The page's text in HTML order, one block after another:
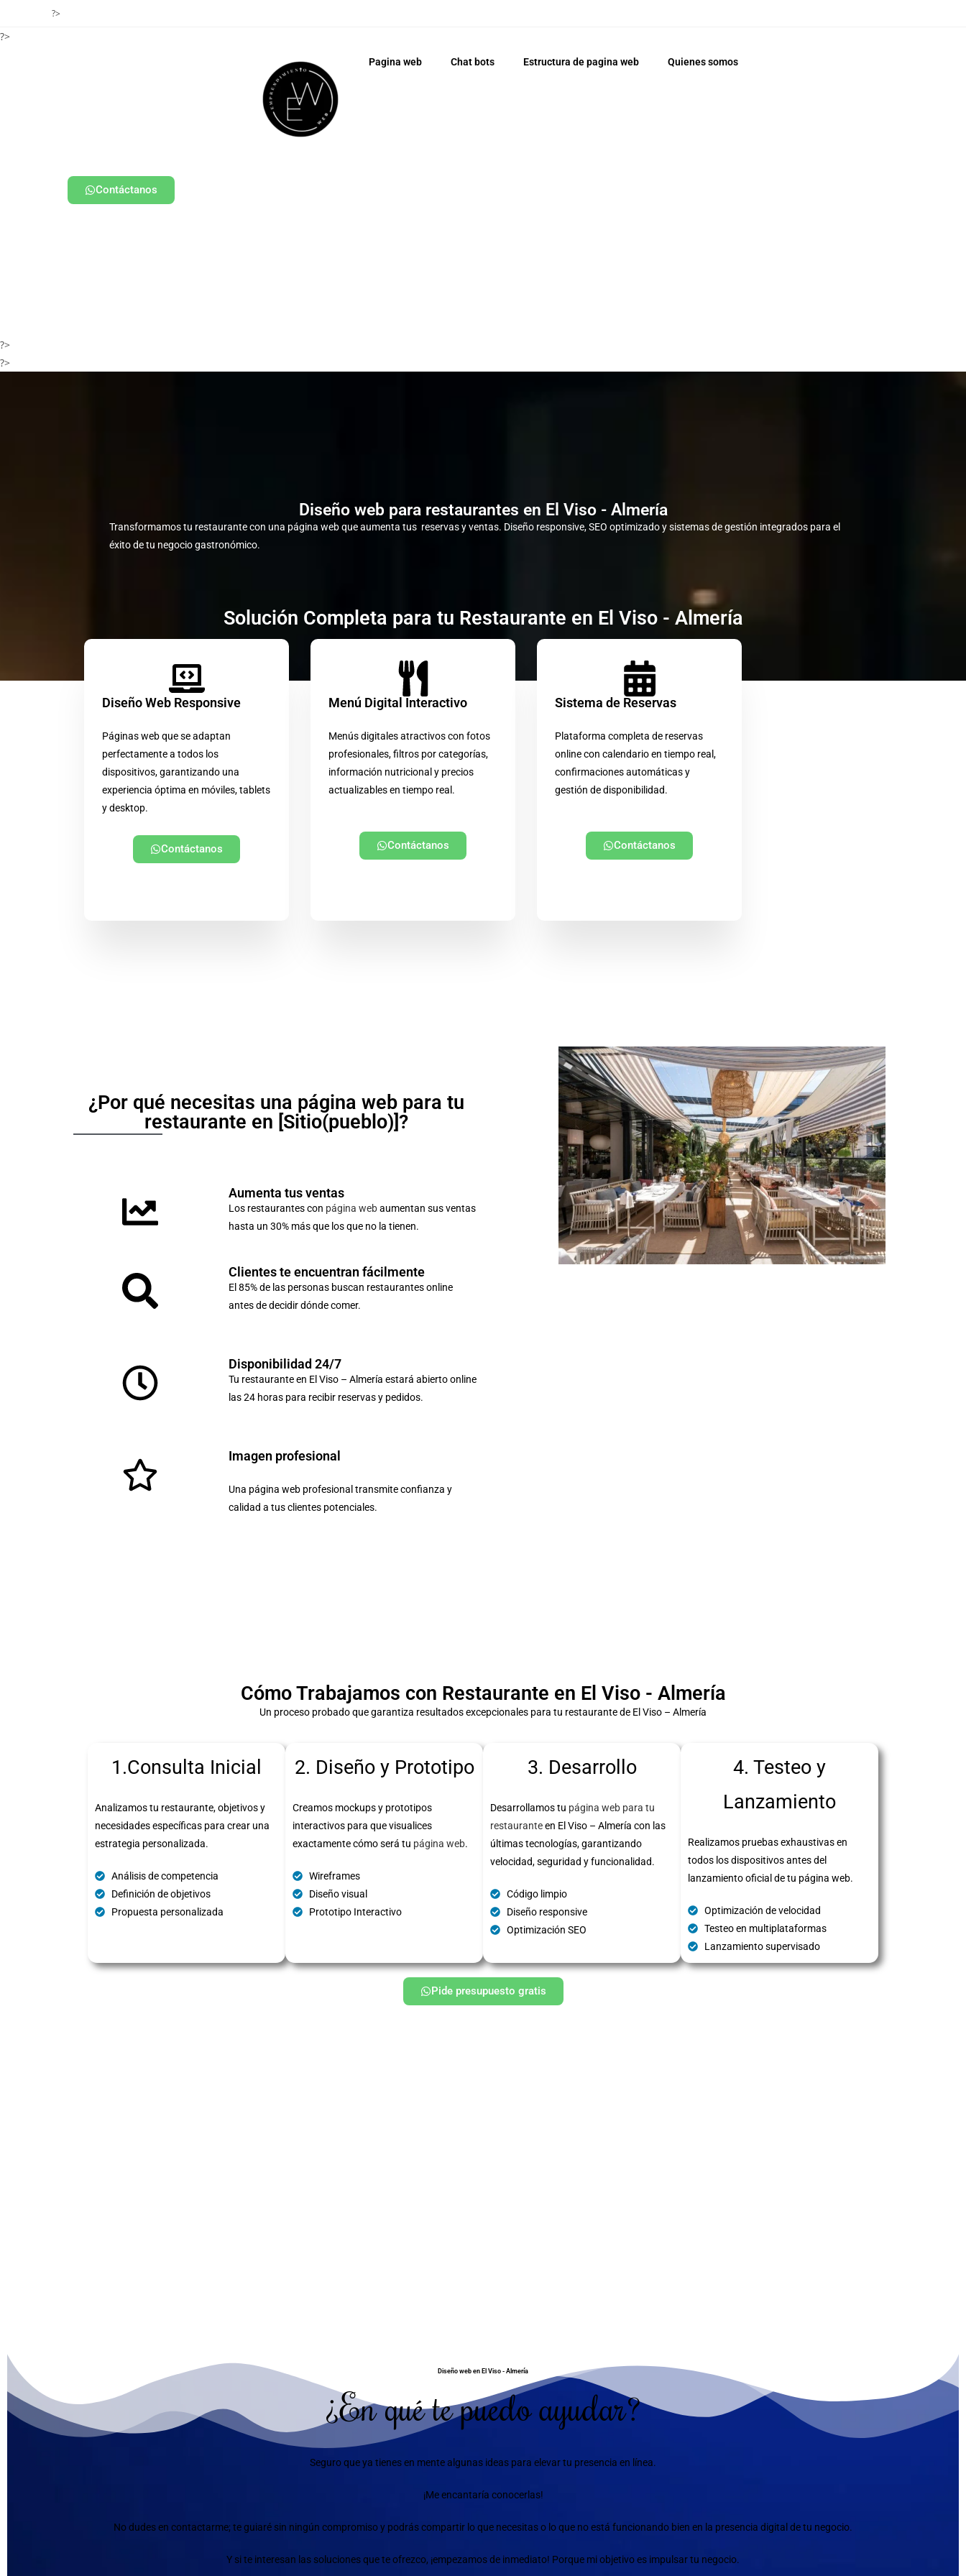
?>
?>
Contáctanos
Pagina web Chat bots Estructura de pagina web Quienes somos
?>
?>
Diseño web para restaurantes en El Viso - Almería
Transformamos tu restaurante con una página web que aumenta tus reservas y ventas. Diseño responsive, SEO optimizado y sistemas de gestión integrados para el
éxito de tu negocio gastronómico.
Solución Completa para tu Restaurante en El Viso - Almería
Diseño Web Responsive
Páginas web que se adaptan
perfectamente a todos los
dispositivos, garantizando una
experiencia óptima en móviles, tablets
y desktop.
Contáctanos
Menú Digital Interactivo
Menús digitales atractivos con fotos
profesionales, filtros por categorías,
información nutricional y precios
actualizables en tiempo real.
Contáctanos
Sistema de Reservas
Plataforma completa de reservas
online con calendario en tiempo real,
confirmaciones automáticas y
gestión de disponibilidad.
Contáctanos
¿Por qué necesitas una página web para tu
restaurante en [Sitio(pueblo)]?
Aumenta tus ventas
Los restaurantes con página webaumentan sus ventas
hasta un 30% más que los que no la tienen.
Clientes te encuentran fácilmente
El 85% de las personas buscan restaurantes online
antes de decidir dónde comer.
Disponibilidad 24/7
Tu restaurante en El Viso – Almería estará abierto online
las 24 horas para recibir reservas y pedidos.
Imagen profesional
Una página web profesional transmite confianza y
calidad a tus clientes potenciales.
Cómo Trabajamos con Restaurante en El Viso - Almería
Un proceso probado que garantiza resultados excepcionales para tu restaurante de El Viso – Almería
1.Consulta Inicial
Analizamos tu restaurante, objetivos y
necesidades específicas para crear una
estrategia personalizada.
Análisis de competencia
Definición de objetivos
Propuesta personalizada
2. Diseño y Prototipo
Creamos mockups y prototipos
interactivos para que visualices
exactamente cómo será tu página web.
Wireframes
Diseño visual
Prototipo Interactivo
3. Desarrollo
Desarrollamos tu página web para tu
restauranteen El Viso – Almería con las
últimas tecnologías, garantizando
velocidad, seguridad y funcionalidad.
Código limpio
Diseño responsive
Optimización SEO
4. Testeo y
Lanzamiento
Realizamos pruebas exhaustivas en
todos los dispositivos antes del
lanzamiento oficial de tu página web.
Optimización de velocidad
Testeo en multiplataformas
Lanzamiento supervisado
Pide presupuesto gratis
Diseño web en El Viso - Almería
¿En qué te puedo ayudar?
Seguro que ya tienes en mente algunas ideas para elevar tu presencia en línea.
¡Me encantaría conocerlas!
No dudes en contactarme; te guiaré sin ningún compromiso y podrás compartir lo que necesitas o lo que no está funcionando bien en la presencia digital de tu negocio.
Y si te interesan las soluciones que te ofrezco, ¡empezamos de inmediato! Porque mi objetivo es impulsar tu negocio.